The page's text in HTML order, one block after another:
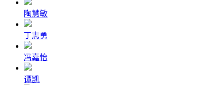
陶慧敏
丁志勇
冯嘉怡
谭凯